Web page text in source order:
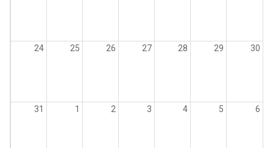
24 25 26 27 28 29 30
31 1 2 3 4 5 6